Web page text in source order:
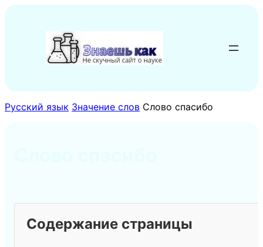
содержимому
Русский язык Значение слов Слово спасибо
Содержание страницы